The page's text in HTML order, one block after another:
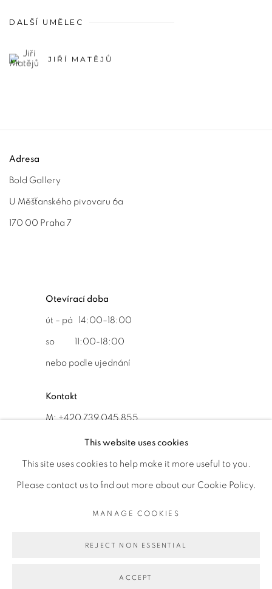
DALŠÍ UMĚLEC
JIŘÍ MATĚJŮ
Adresa
Bold Gallery
U Měšťanského pivovaru 6a
170 00 Praha 7
Otevírací doba
út – pá 14:00–18:00
so 11:00-18:00
nebo podle ujednání
Kontakt
M: +420 739 045 855
info@boldgallery.art
AUTORSKÁ PRÁVA VYHRAZENA © 2026 BOLD GALLERY
This website uses cookies
This site uses cookies to help make it more useful to you.
Please contact us to find out more about our Cookie Policy.
MANAGE COOKIES
REJECT NON ESSENTIAL
ACCEPT